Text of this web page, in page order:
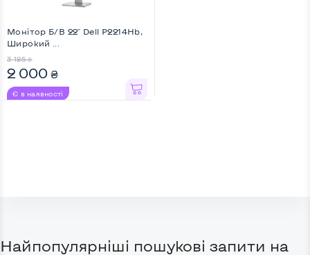
Монітор Б/В 22" Dell P2214Hb,
Широкий ...
3 125 ₴
2 000 ₴
Є в наявності
Найпопулярніші пошукові запити на